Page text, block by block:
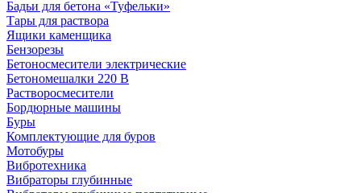
Бадьи для бетона «Туфельки»
Тары для раствора
Ящики каменщика
Бензорезы
Бетоносмесители электрические
Бетономешалки 220 В
Растворосмесители
Бордюрные машины
Буры
Комплектующие для буров
Мотобуры
Вибротехника
Вибраторы глубинные